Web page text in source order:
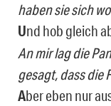
haben sie sich
Und hob gleich
An mir lag die
gesagt, dass die
Aber eben nur